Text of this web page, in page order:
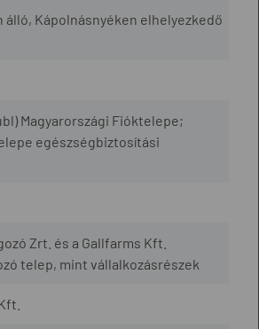
álló, Kápolnásnyéken elhelyezkedő
Magyarországi Fióktelepe;
egészségbiztosítási
Zrt. és a Gallfarms Kft.
telep, mint vállalkozásrészek